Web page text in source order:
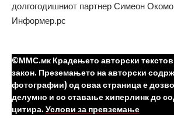
долгогодишниот партнер Симеон
Информер.рс
©ММС.мк Крадењето авторски
закон. Преземањето на авторски
фотографии) од оваа страница е
делумно и со ставање хиперлинк до
цитира. Услови за превземање